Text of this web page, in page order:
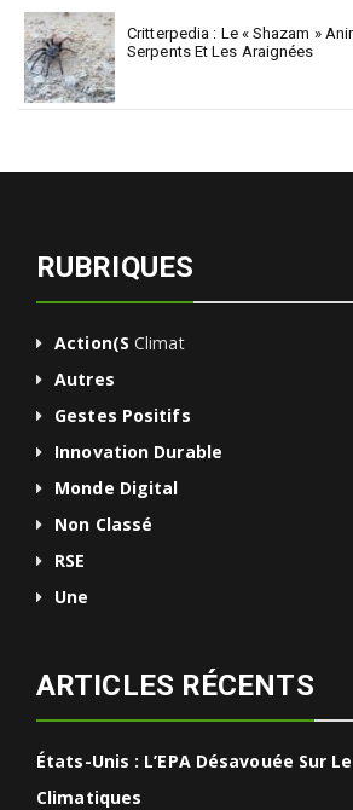
Critterpedia : Le « Shazam »
Serpents Et Les Araignées
RUBRIQUES
Action(s Climat
Autres
Gestes Positifs
Innovation Durable
Monde Digital
Non Classé
RSE
Une
ARTICLES RÉCENTS
États-Unis : L’EPA Désavouée Sur
Climatiques